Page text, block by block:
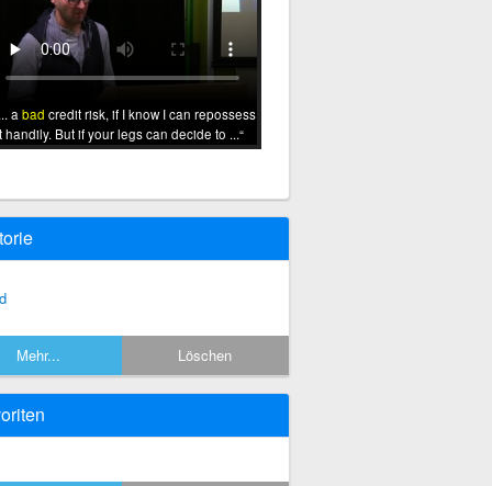
a bad credit risk, if I know I can repossess
handily. But if your legs can decide to ...
Mehr... Löschen